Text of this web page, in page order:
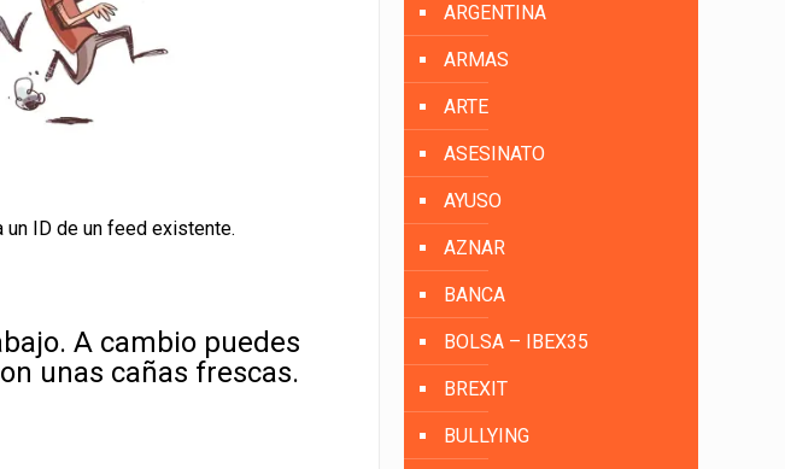
un ID de un feed existente.
A cambio puedes
unas cañas frescas.
ARGENTINA
ARMAS
ARTE
ASESINATO
AYUSO
AZNAR
BANCA
BOLSA – IBEX35
BREXIT
BULLYING